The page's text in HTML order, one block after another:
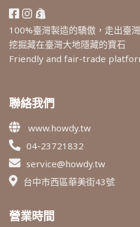
100%臺灣製造的驕傲，走出臺
挖掘藏在臺灣大地隱藏的寶石
Friendly and fair-trade
聯絡我們
www.howdy.tw
04-23721832
service@howdy.tw
台中市西區華美街43號
營業時間